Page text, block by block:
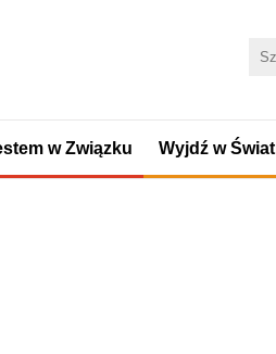
w Związku Wyjdź w Świat